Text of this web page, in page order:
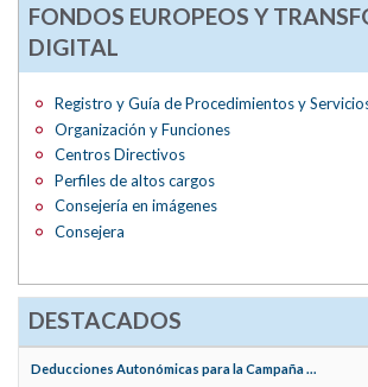
FONDOS EUROPEOS Y
DIGITAL
Registro y Guía de Procedimientos y
Organización y Funciones
Centros Directivos
Perfiles de altos cargos
Consejería en imágenes
Consejera
DESTACADOS
Deducciones Autonómicas para la Campaña ...